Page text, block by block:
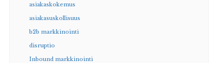
asiakaskokemus
asiakasuskollisuus
b2b markkinointi
disruptio
Inbound markkinointi